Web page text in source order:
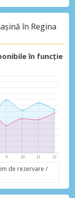
în Regina
în funcție
de rezervare /